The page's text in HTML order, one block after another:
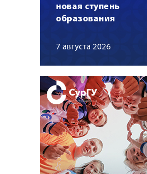
новая ступень
образования
7 августа 2026